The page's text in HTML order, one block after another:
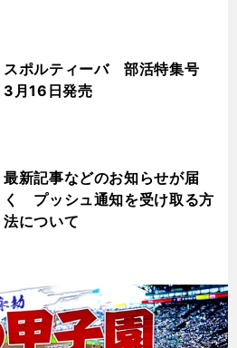
スポルティーバ 部活特集号
3月16日発売
最新記事などのお知らせが届
く プッシュ通知を受け取る方
法について